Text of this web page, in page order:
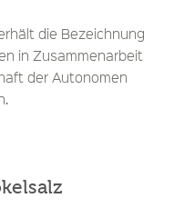
die Bezeichnung
in Zusammenarbeit
der Autonomen